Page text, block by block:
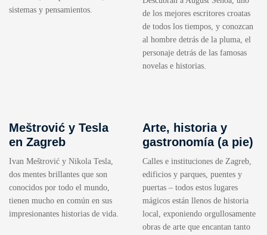
sistemas y pensamientos.
de los mejores escritores croatas
de todos los tiempos, y conozcan
al hombre detrás de la pluma, el
personaje detrás de las famosas
novelas e historias.
Meštrović y Tesla
en Zagreb
Ivan Meštrović y Nikola Tesla,
dos mentes brillantes que son
conocidos por todo el mundo,
tienen mucho en común en sus
impresionantes historias de vida.
Arte, historia y
gastronomía (a pie)
Calles e instituciones de Zagreb,
edificios y parques, puentes y
puertas – todos estos lugares
mágicos están llenos de historia
local, exponiendo orgullosamente
obras de arte que encantan tanto